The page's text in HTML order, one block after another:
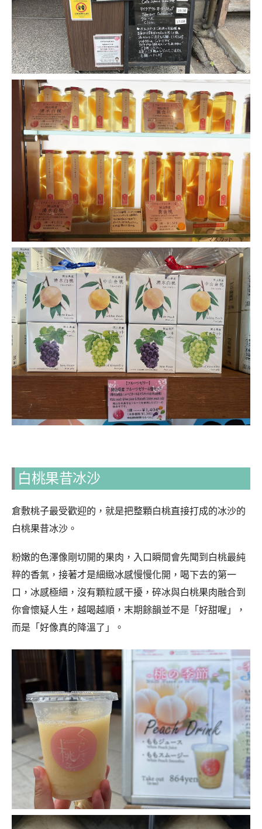
白桃果昔冰沙
倉敷桃子最受歡迎的，就是把整顆白桃直接打成的冰沙的
白桃果昔冰沙。
粉嫩的色澤像剛切開的果肉，入口瞬間會先聞到白桃最純
粹的香氣，接著才是細緻冰感慢慢化開，喝下去的第一
口，冰感極細，沒有顆粒感干擾，碎冰與白桃果肉融合到
你會懷疑人生，越喝越順，末期餘韻並不是「好甜喔」，
而是「好像真的降溫了」。